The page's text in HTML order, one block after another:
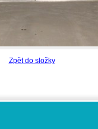
Zpět do složky